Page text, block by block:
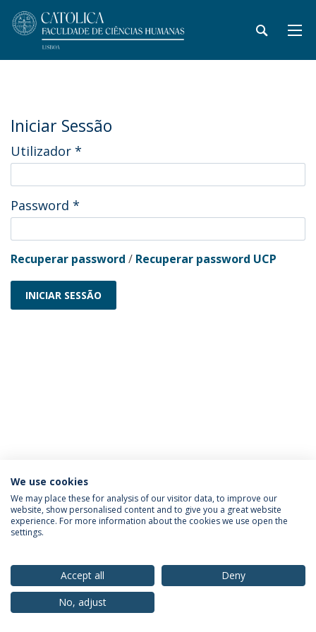
Iniciar Sessão
Utilizador *
Password *
Recuperar password / Recuperar password UCP
INICIAR SESSÃO
Política de Privacidade
Termos & Condições
Direitos do Titular dos Dados
© 2026 Universidade Católica Portuguesa
We use cookies
We may place these for analysis of our visitor data, to improve our
website, show personalised content and to give you a great website
experience. For more information about the cookies we use open the
settings.
Accept all
Deny
No, adjust